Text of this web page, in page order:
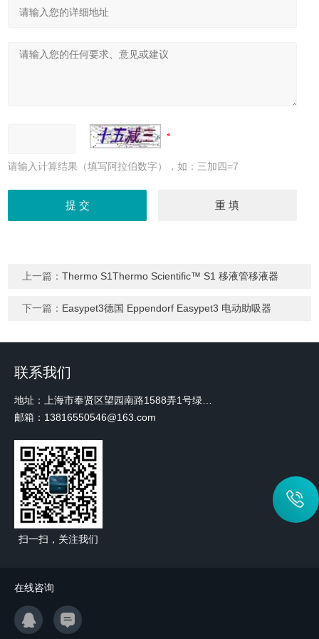
请输入计算结果（填写阿拉伯数字），如：三加四=7
上一篇：Thermo S1Thermo Scientific™ S1 移液管移液器
下一篇： Easypet3德国 Eppendorf Easypet3 电动助吸器
联系我们
邮箱：13816550546@163.com
扫一扫，关注我们
在线咨询